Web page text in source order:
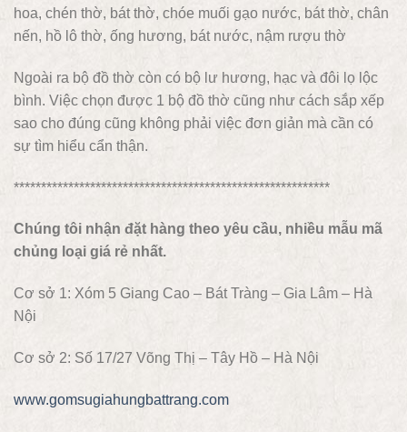
hoa, chén thờ, bát thờ, chóe muối gạo nước, bát thờ, chân
nến, hồ lô thờ, ống hương, bát nước, nậm rượu thờ
Ngoài ra bộ đồ thờ còn có bộ lư hương, hạc và đôi lọ lộc
bình. Việc chọn được 1 bộ đồ thờ cũng như cách sắp xếp
sao cho đúng cũng không phải việc đơn giản mà cần có
sự tìm hiểu cẩn thận.
**********************************************************
Chúng tôi nhận đặt hàng theo yêu cầu, nhiều mẫu mã
chủng loại giá rẻ nhất.
Cơ sở 1: Xóm 5 Giang Cao – Bát Tràng – Gia Lâm – Hà
Nội
Cơ sở 2: Số 17/27 Võng Thị – Tây Hồ – Hà Nội
www.gomsugiahungbattrang.com